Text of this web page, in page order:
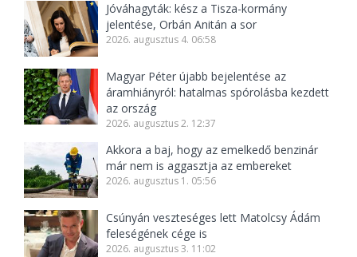
Jóváhagyták: kész a Tisza-kormány
jelentése, Orbán Anitán a sor
2026. augusztus 4. 06:58
Magyar Péter újabb bejelentése az
áramhiányról: hatalmas spórolásba kezdett
az ország
2026. augusztus 2. 12:37
Akkora a baj, hogy az emelkedő benzinár
már nem is aggasztja az embereket
2026. augusztus 1. 05:56
Csúnyán veszteséges lett Matolcsy Ádám
feleségének cége is
2026. augusztus 3. 11:02